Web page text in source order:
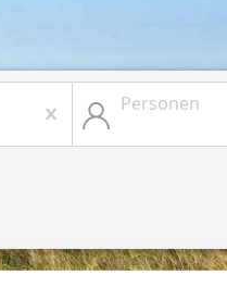
Personen